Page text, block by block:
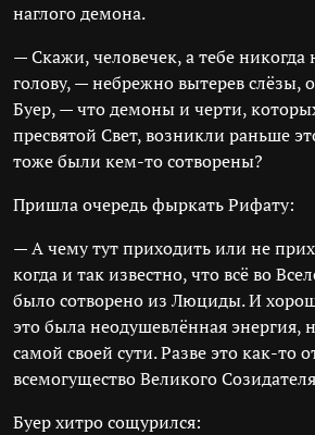
наглого демона.
— Скажи, человечек, а тебе никогда
голову, — небрежно вытерев слёзы,
Буер, — что демоны и черти,
пресвятой Свет, возникли раньше
тоже были кем-то сотворены?
Пришла очередь фыркать Рифату:
— А чему тут приходить или не
когда и так известно, что всё во
было сотворено из Люциды. И
это была неодушевлённая энергия,
самой своей сути. Разве это как-то
всемогущество Великого
Буер хитро сощурился: